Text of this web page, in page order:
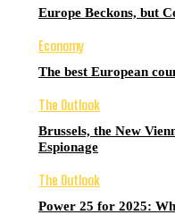
Europe Beckons, but
Economy
The best European
The Outlook
Brussels, the New
Espionage
The Outlook
Power 25 for 2025: